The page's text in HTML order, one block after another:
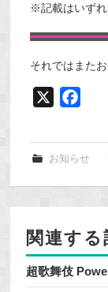
※記載はいず
それではまた
e
k
お知らせ
関連する
超歌舞伎